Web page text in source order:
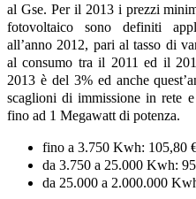
al Gse. Per il 2013 i prezzi
fotovoltaico sono definiti
all’anno 2012, pari al tasso di
al consumo tra il 2011 ed il
2013 è del 3% ed anche
scaglioni di immissione in rete
fino ad 1 Megawatt di potenza.
fino a 3.750 Kwh: 105,80
da 3.750 a 25.000 Kwh:
da 25.000 a 2.000.000